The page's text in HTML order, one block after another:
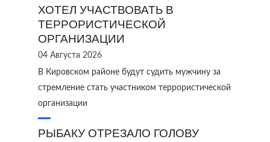
ХОТЕЛ УЧАСТВОВАТЬ В
ТЕРРОРИСТИЧЕСКОЙ
ОРГАНИЗАЦИИ
04 Августа 2026
В Кировском районе будут судить мужчину за
стремление стать участником террористической
организации
РЫБАКУ ОТРЕЗАЛО ГОЛОВУ